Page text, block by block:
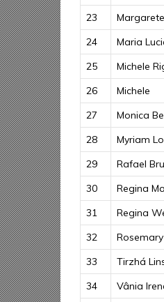
23
24
Maria
25
Michele
26
Michele
27
Monica
28
Myriam
29
Rafael
30
Regina
31
Regina
32
33
Tirzhá
34
Vânia